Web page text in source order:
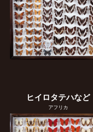
ヒイロタテハなど
アフリカ